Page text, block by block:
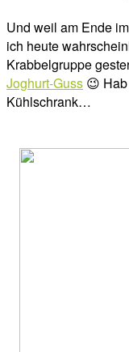
Und weil am Ende
ich heute
Krabbelgruppe
Joghurt-Guss 😉
Kühlschrank…